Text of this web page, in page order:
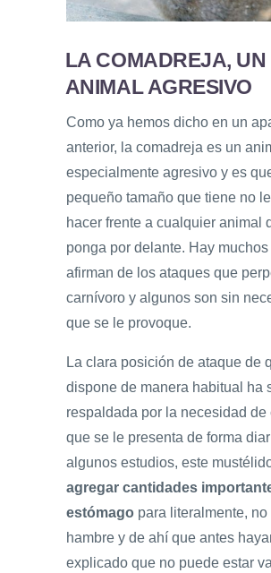
LA COMADREJA, UN
ANIMAL AGRESIVO
Como ya hemos dicho en un
anterior, la comadreja es un
especialmente agresivo y es
pequeño tamaño que tiene no
hacer frente a cualquier animal
ponga por delante. Hay
afirman de los ataques que
carnívoro y algunos son sin
que se le provoque.
La clara posición de ataque de
dispone de manera habitual ha
respaldada por la necesidad de
que se le presenta de forma
algunos estudios, este
agregar cantidades
estómago para literalmente, no
hambre y de ahí que antes
explicado que no puede estar